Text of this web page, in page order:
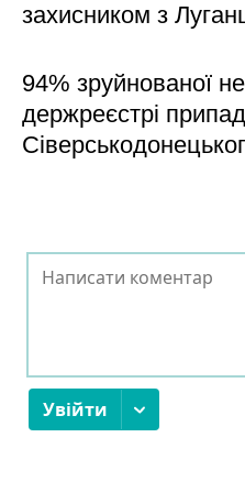
захисником з
94% зруйнованої
держреєстрі